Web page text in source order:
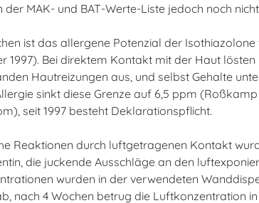
der MAK- und BAT-Werte-Liste jedoch noch
ist das allergene Potenzial der
1997). Bei direktem Kontakt mit der Haut
Hautreizungen aus, und selbst Gehalte
sinkt diese Grenze auf 6,5 ppm
seit 1997 besteht Deklarationspflicht.
Reaktionen durch luftgetragenen Kontakt
die juckende Ausschläge an den
wurden in der verwendeten
nach 4 Wochen betrug die Luftkonzentration